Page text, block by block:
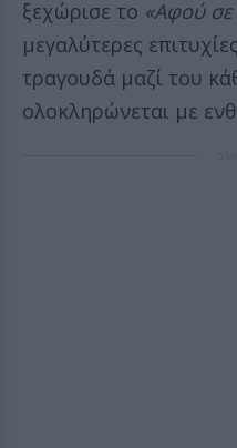
ξεχώρισε το «Αφού
μεγαλύτερες
τραγουδά μαζί του
ολοκληρώνεται με